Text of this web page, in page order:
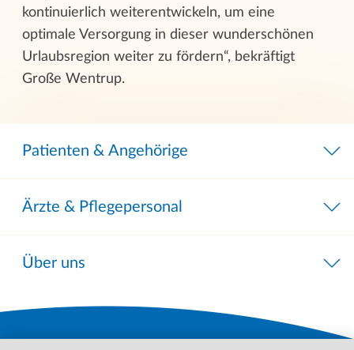
kontinuierlich weiterentwickeln, um eine
optimale Versorgung in dieser wunderschönen
Urlaubsregion weiter zu fördern“, bekräftigt
Große Wentrup.
Patienten & Angehörige
Ärzte & Pflegepersonal
Über uns